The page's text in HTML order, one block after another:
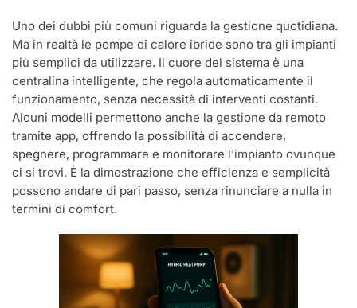
Uno dei dubbi più comuni riguarda la gestione quotidiana.
Ma in realtà le pompe di calore ibride sono tra gli impianti
più semplici da utilizzare. Il cuore del sistema è una
centralina intelligente, che regola automaticamente il
funzionamento, senza necessità di interventi costanti.
Alcuni modelli permettono anche la gestione da remoto
tramite app, offrendo la possibilità di accendere,
spegnere, programmare e monitorare l’impianto ovunque
ci si trovi. È la dimostrazione che efficienza e semplicità
possono andare di pari passo, senza rinunciare a nulla in
termini di comfort.